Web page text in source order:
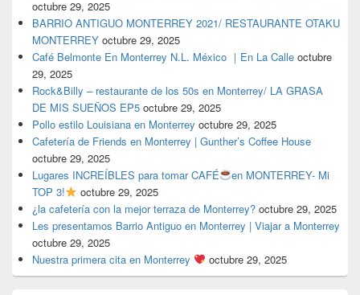
octubre 29, 2025
BARRIO ANTIGUO MONTERREY 2021/ RESTAURANTE OTAKU
MONTERREY octubre 29, 2025
Café Belmonte En Monterrey N.L. México ｜En La Calle octubre
29, 2025
Rock&Billy – restaurante de los 50s en Monterrey/ LA GRASA
DE MIS SUEÑOS EP5 octubre 29, 2025
Pollo estilo Louisiana en Monterrey octubre 29, 2025
Cafetería de Friends en Monterrey | Gunther’s Coffee House
octubre 29, 2025
Lugares INCREÍBLES para tomar CAFÉ
en MONTERREY- Mi
TOP 3!
octubre 29, 2025
¿la cafetería con la mejor terraza de Monterrey? octubre 29, 2025
Les presentamos Barrio Antiguo en Monterrey | Viajar a Monterrey
octubre 29, 2025
Nuestra primera cita en Monterrey
octubre 29, 2025